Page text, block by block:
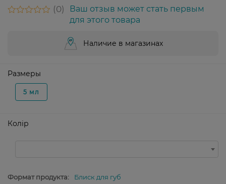
0
Ваш отзыв может стать первым
для этого товара
Наличие в магазинах
Размеры
5 мл
Колір
Формат продукта:
Блиск для губ